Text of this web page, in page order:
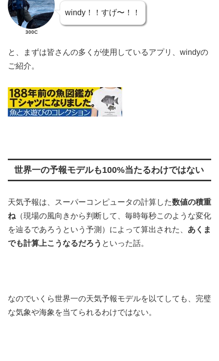
300C
windy！！すげ〜！！
と、まずは皆さんの多くが使用しているアプリ、windyの
ご紹介。
世界一の予報モデルも100%当たるわけではない
天気予報は、スーパーコンピュータの計算した数値の積重
ね （現場の風向きから判断して、毎時毎秒このような変化
を辿るであろうという予測）によって算出された、 あくま
でも計算上こうなるだろう といった話。
なのでいくら世界一の天気予報モデルを以てしても、完璧
な気象や海象を当てられるわけではない。